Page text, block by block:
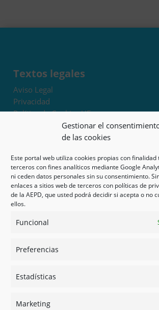
Gestionar el
de las cookies
Este portal web utiliza cookies propias con finalidad
terceros con fines analíticos mediante Google
ni ceden datos personales sin su consentimiento.
enlaces a sitios web de terceros con políticas de
de la AEPD, que usted podrá decidir si acepta o no
ellos.
Funcional
Preferencias
Estadísticas
Marketing
Textos legales
Aviso Legal
Privacidad
Política de Cookies UE
Términos y condiciones
Exoneración de responsabilidad
Mapa del sitio
Mi cuenta
Tienda
Psicología en Murcia
Guías
Redes sociales
Instagram
Linked in